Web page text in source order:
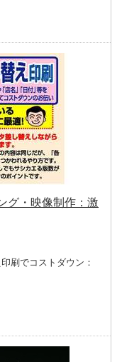
グ・映像制作：激
刷でコストダウン：